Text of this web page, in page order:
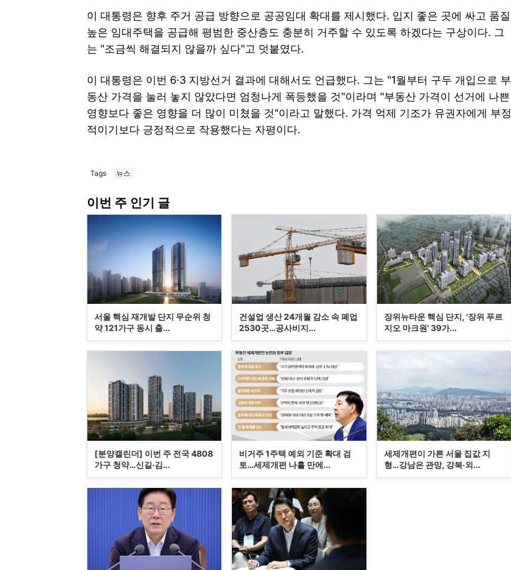
이 대통령은 향후 주거 공급 방향으로 공공임대 확대를 제시했다. 입지 좋은 곳에 싸고 품질
높은 임대주택을 공급해 평범한 중산층도 충분히 거주할 수 있도록 하겠다는 구상이다. 그
는 "조금씩 해결되지 않을까 싶다"고 덧붙였다.
이 대통령은 이번 6·3 지방선거 결과에 대해서도 언급했다. 그는 "1월부터 구두 개입으로 부
동산 가격을 눌러 놓지 않았다면 엄청나게 폭등했을 것"이라며 "부동산 가격이 선거에 나쁜
영향보다 좋은 영향을 더 많이 미쳤을 것"이라고 말했다. 가격 억제 기조가 유권자에게 부정
적이기보다 긍정적으로 작용했다는 자평이다.
Tags 뉴스
이번 주 인기 글
서울 핵심 재개발 단지 무순위 청
약 121가구 동시 출...
건설업 생산 24개월 감소 속 폐업
2530곳…공사비지...
장위뉴타운 핵심 단지, '장위 푸르
지오 마크원' 39가...
[분양캘린더] 이번 주 전국 4808
가구 청약…신길·김...
비거주 1주택 예외 기준 확대 검
토…세제개편 나흘 만에...
세제개편이 가른 서울 집값 지
형…강남은 관망, 강북·외...